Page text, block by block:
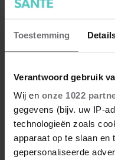
Toestemming
Verantwoord gebruik
Wij en onze 1022
gegevens (bijv. uw IP-
technologieën zoals
apparaat op te slaan en
gepersonaliseerde